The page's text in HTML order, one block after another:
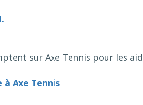
sur Axe Tennis pour les
Axe Tennis